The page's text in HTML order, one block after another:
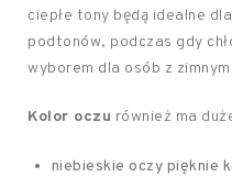
ciepłe tony będą idealne
podtonów, podczas gdy
wyborem dla osób z
Kolor oczu również ma
niebieskie oczy pięknie